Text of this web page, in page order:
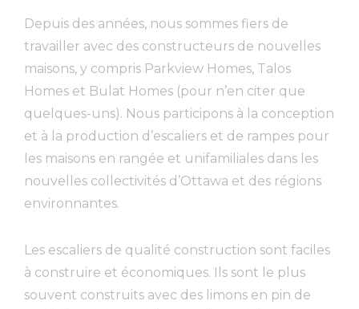
Depuis des années, nous sommes fiers de
travailler avec des constructeurs de nouvelles
maisons, y compris Parkview Homes, Talos
Homes et Bulat Homes (pour n’en citer que
quelques-uns). Nous participons à la conception
et à la production d’escaliers et de rampes pour
les maisons en rangée et unifamiliales dans les
nouvelles collectivités d’Ottawa et des régions
environnantes.
Les escaliers de qualité construction sont faciles
à construire et économiques. Ils sont le plus
souvent construits avec des limons en pin de